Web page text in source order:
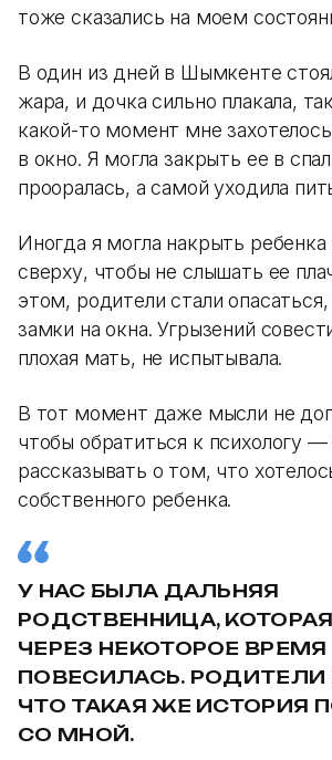
тоже сказались на моем
В один из дней в Шымкенте
жара, и дочка сильно плакала,
какой-то момент мне
в окно. Я могла закрыть ее в
прооралась, а самой уходила
Иногда я могла накрыть
сверху, чтобы не слышать ее
этом, родители стали
замки на окна. Угрызений
плохая мать, не испытывала.
В тот момент даже мысли не
чтобы обратиться к психологу
рассказывать о том, что
собственного ребенка.
У НАС БЫЛА ДАЛЬНЯЯ
РОДСТВЕННИЦА,
ЧЕРЕЗ НЕКОТОРОЕ ВРЕМЯ
ПОВЕСИЛАСЬ. РОДИТЕЛИ
ЧТО ТАКАЯ ЖЕ ИСТОРИЯ
СО МНОЙ.